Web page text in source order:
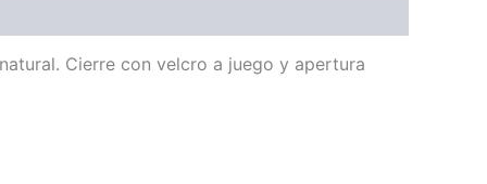
Cierre con velcro a juego y apertura